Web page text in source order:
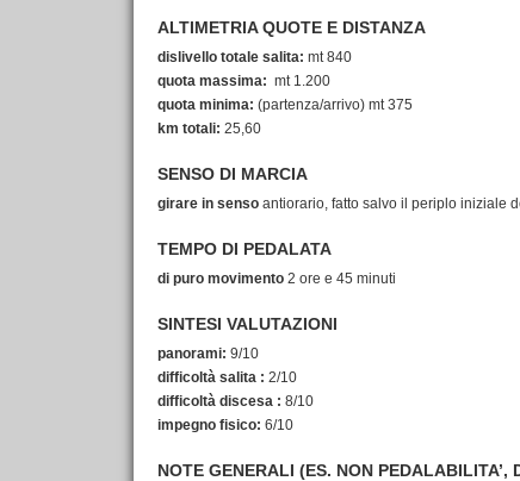
ALTIMETRIA QUOTE E DISTANZA
dislivello totale salita: mt 840
quota massima: mt 1.200
quota minima: (partenza/arrivo) mt 375
km totali: 25,60
SENSO DI MARCIA
girare in senso antiorario, fatto salvo il periplo iniziale
TEMPO DI PEDALATA
di puro movimento 2 ore e 45 minuti
SINTESI VALUTAZIONI
panorami: 9/10
difficoltà salita : 2/10
difficoltà discesa : 8/10
impegno fisico: 6/10
NOTE GENERALI (ES. NON PEDALABILITA’,